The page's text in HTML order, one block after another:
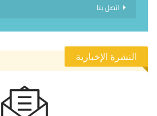
اتصل بنا
النشرة الإخبارية